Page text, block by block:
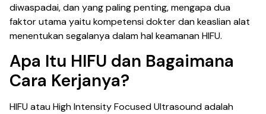
diwaspadai, dan yang paling penting, mengapa dua
faktor utama yaitu kompetensi dokter dan keaslian alat
menentukan segalanya dalam hal keamanan HIFU.
Apa Itu HIFU dan Bagaimana
Cara Kerjanya?
HIFU atau High Intensity Focused Ultrasound adalah